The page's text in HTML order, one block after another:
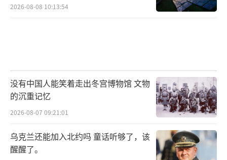
2026-08-08 10:13:54
没有中国人能笑着走出冬宫博物馆 文物
的沉重记忆
2026-08-07 09:21:01
乌克兰还能加入北约吗 童话听够了，该
醒醒了。